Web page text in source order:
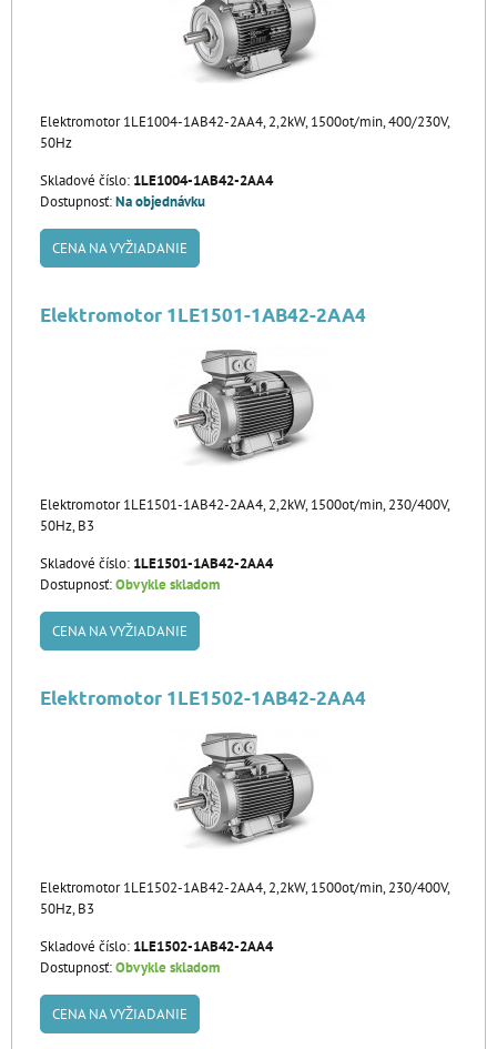
Elektromotor 1LE1004-1AB42-2AA4, 2,2kW, 1500ot/min, 400/230V,
50Hz
Skladové číslo: 1LE1004-1AB42-2AA4
Dostupnosť:Na objednávku
CENA NA VYŽIADANIE
Elektromotor 1LE1501-1AB42-2AA4
Elektromotor 1LE1501-1AB42-2AA4, 2,2kW, 1500ot/min, 230/400V,
50Hz, B3
Skladové číslo: 1LE1501-1AB42-2AA4
Dostupnosť:Obvykle skladom
CENA NA VYŽIADANIE
Elektromotor 1LE1502-1AB42-2AA4
Elektromotor 1LE1502-1AB42-2AA4, 2,2kW, 1500ot/min, 230/400V,
50Hz, B3
Skladové číslo: 1LE1502-1AB42-2AA4
Dostupnosť:Obvykle skladom
CENA NA VYŽIADANIE